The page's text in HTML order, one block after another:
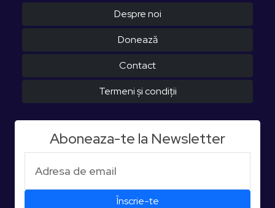
Despre noi
Donează
Contact
Termeni și condiții
Aboneaza-te la Newsletter